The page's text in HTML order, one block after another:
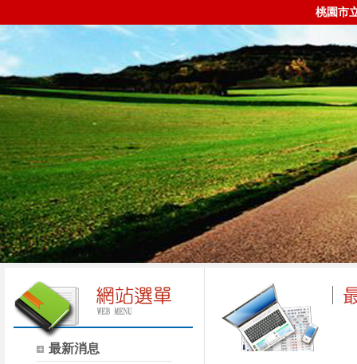
桃園市
最新消息